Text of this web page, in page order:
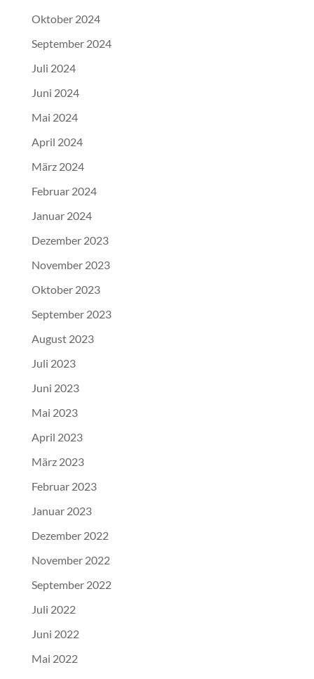
Oktober 2024
September 2024
Juli 2024
Juni 2024
Mai 2024
April 2024
März 2024
Februar 2024
Januar 2024
Dezember 2023
November 2023
Oktober 2023
September 2023
August 2023
Juli 2023
Juni 2023
Mai 2023
April 2023
März 2023
Februar 2023
Januar 2023
Dezember 2022
November 2022
September 2022
Juli 2022
Juni 2022
Mai 2022